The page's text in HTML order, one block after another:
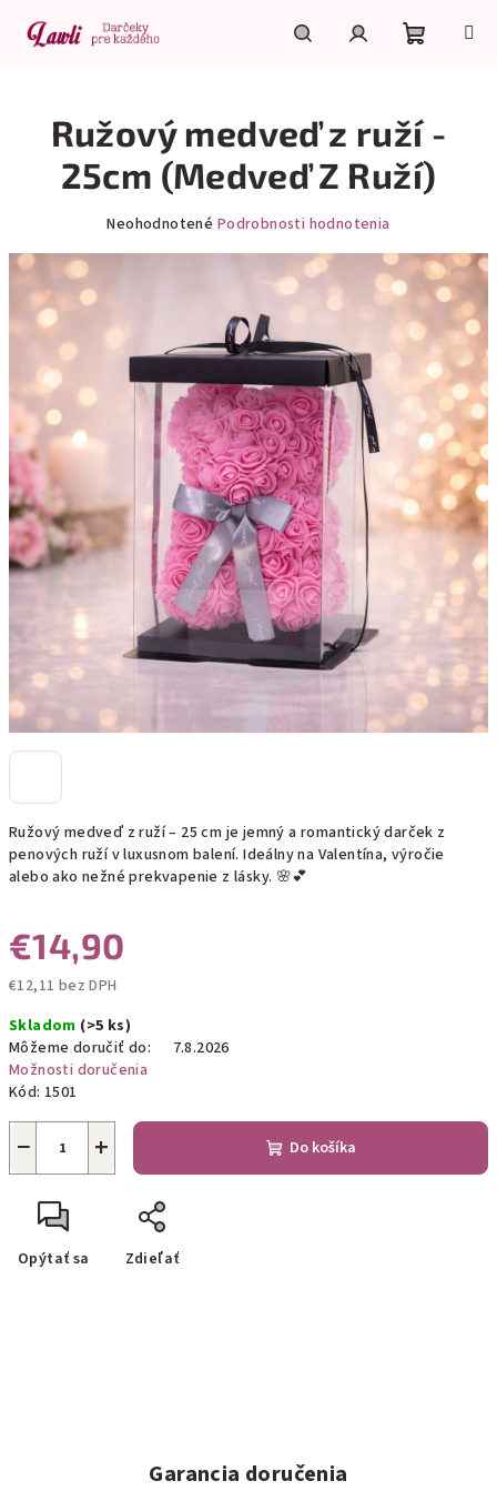
obsah
košík
Ružový medveď z ruží – 25 cm je jemný a romantický darček z
penových ruží v luxusnom balení. Ideálny na Valentína, výročie
alebo ako nežné prekvapenie z lásky. 🌸💕
€14,90
€12,11 bez DPH
cena:
Skladom (>5 ks)
Môžeme doručiť do:
7.8.2026
Možnosti doručenia
Kód: 1501
+
− Do košíka
Opýtať sa Zdieľať
Ružový medveď z ruží -
25cm (Medveď Z Ruží)
produktu
z
hviezdičiek.
Neohodnotené Podrobnosti hodnotenia
Garancia doručenia